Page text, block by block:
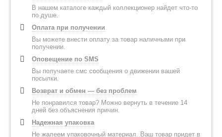
В нашем каталоге каждый коллекционер найдет что-то
по душе.
Оплата при получении
Вы можете внести оплату за товар наличными при
получении.
Оповещение по SMS
Вы получаете смс сообщения о движении вашей
посылки.
Возврат и обмен — без проблем
Не понравился товар? Можно вернуть в течение 14
дней без объяснения причин.
Надежная упаковка
Не жалеем упаковочный материал. Ваш товар придет в